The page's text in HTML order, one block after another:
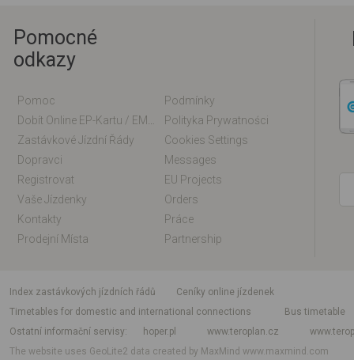
Pomocné
odkazy
Pomoc
Podmínky
Polityka Prywatności
Zastávkové Jízdní Řády
Cookies Settings
Dopravci
Messages
Registrovat
EU Projects
Vaše Jízdenky
Orders
Kontakty
Práce
Prodejní Místa
Partnership
index zastávkových jízdních řádů
Ceníky online jízdenek
Timetables for domestic and international connections
Bus timetable
Ostatní informační servisy
hoper.pl www.teroplan.cz
The website uses GeoLite2 data created by MaxMindwww.maxmind.com